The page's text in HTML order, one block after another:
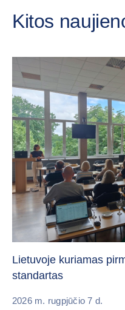
Kitos
Lietuvoje kuriamas
standartas
2026 m. rugpjūčio 7 d.